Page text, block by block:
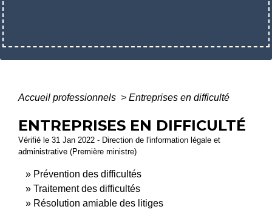
Accueil professionnels > Entreprises en difficulté
ENTREPRISES EN DIFFICULTÉ
Vérifié le 31 Jan 2022 - Direction de l'information légale et
administrative (Première ministre)
Prévention des difficultés
Traitement des difficultés
Résolution amiable des litiges